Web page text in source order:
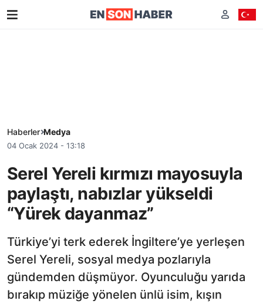
Haberler Medya
04 Ocak 2024 - 13:18
Serel Yereli kırmızı mayosuyla
paylaştı, nabızlar yükseldi
“Yürek dayanmaz”
Türkiye’yi terk ederek İngiltere’ye yerleşen
Serel Yereli, sosyal medya pozlarıyla
gündemden düşmüyor. Oyunculuğu yarıda
bırakıp müziğe yönelen ünlü isim, kışın